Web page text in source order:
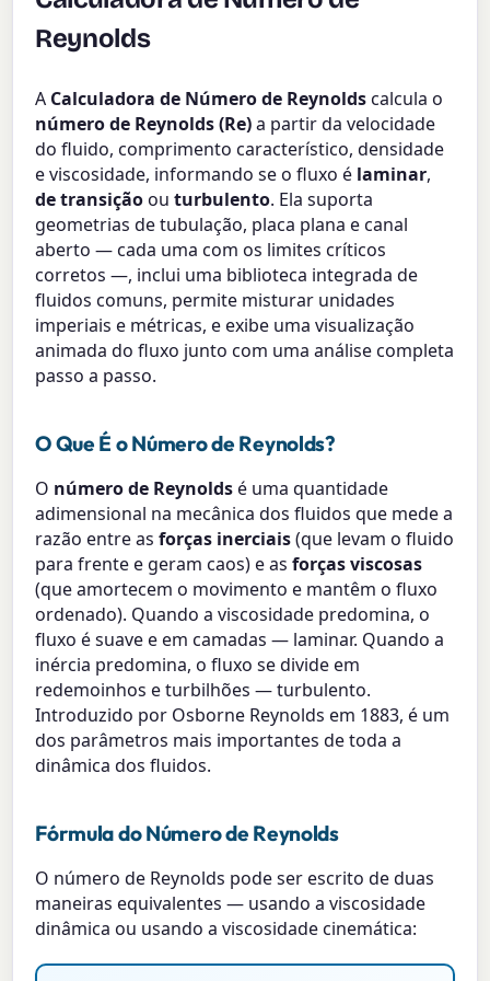
Reynolds
A Calculadora de Número de Reynoldscalcula o
número de Reynolds (Re)a partir da velocidade
do fluido, comprimento característico, densidade
e viscosidade, informando se o fluxo é laminar,
de transiçãoouturbulento. Ela suporta
geometrias de tubulação, placa plana e canal
aberto — cada uma com os limites críticos
corretos —, inclui uma biblioteca integrada de
fluidos comuns, permite misturar unidades
imperiais e métricas, e exibe uma visualização
animada do fluxo junto com uma análise completa
passo a passo.
O Que É o Número de Reynolds?
O número de Reynoldsé uma quantidade
adimensional na mecânica dos fluidos que mede a
razão entre asforças inerciais(que levam o fluido
para frente e geram caos) e asforças viscosas
(que amortecem o movimento e mantêm o fluxo
ordenado). Quando a viscosidade predomina, o
fluxo é suave e em camadas — laminar. Quando a
inércia predomina, o fluxo se divide em
redemoinhos e turbilhões — turbulento.
Introduzido por Osborne Reynolds em 1883, é um
dos parâmetros mais importantes de toda a
dinâmica dos fluidos.
Fórmula do Número de Reynolds
O número de Reynolds pode ser escrito de duas
maneiras equivalentes — usando a viscosidade
dinâmica ou usando a viscosidade cinemática: